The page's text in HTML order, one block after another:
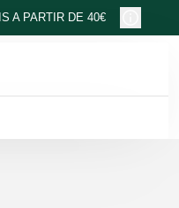
A PARTIR DE 40€
37 valoraciones de